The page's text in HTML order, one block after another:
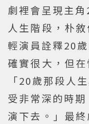
劇裡會呈現主
人生階段，朴
輕演員詮釋20
確實很大，但
「20歲那段人
受非常深的時
演下去。」最